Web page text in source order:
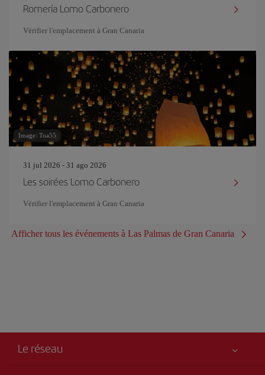
Romería Lomo Carbonero
Vérifier l'emplacement à Gran Canaria
Image: Toa55
31 jul 2026 - 31 ago 2026
Les soirées Lomo Carbonero
Vérifier l'emplacement à Gran Canaria
Afficher tous les événements à Las Palmas de Gran Canaria
Le réseau